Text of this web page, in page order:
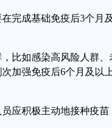
完成基础免疫后3个月
比如感染高风险人群、
加强免疫后6个月及以
应积极主动地接种疫苗